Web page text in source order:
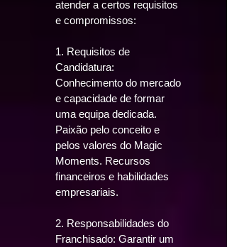
atender a certos requisitos
e compromissos:
1. Requisitos de
Candidatura:
Conhecimento do mercado
e capacidade de formar
uma equipa dedicada.
Paixão pelo conceito e
pelos valores do Magic
Moments. Recursos
financeiros e habilidades
empresariais.
2. Responsabilidades do
Franchisado: Garantir um